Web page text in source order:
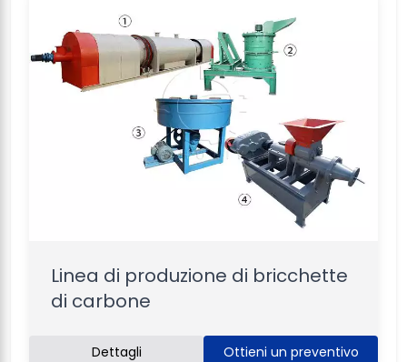
Linea di produzione di bricchette
di carbone
Dettagli Ottieni un preventivo